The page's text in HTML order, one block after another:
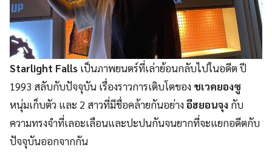
Starlight Falls เป็นภาพยนตร์ที่เล่าย้อนกลับไปในอดีต ปี
1993 สลับกับปัจจุบัน เรื่องราวการเติบโตของ ชเวคยองซู
หนุ่มเก็บตัว และ 2 สาวที่มีชื่อคล้ายกันอย่างอีฮยอนจุง กับ
ความทรงจำที่เลอะเลือนและปะปนกันจนยากที่จะแยกอดีตกับ
ปัจจุบันออกจากกัน